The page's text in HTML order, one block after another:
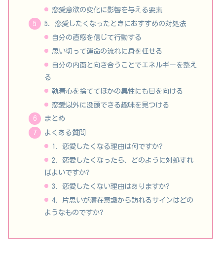
恋愛意欲の変化に影響を与える要素
5. 恋愛したくなったときにおすすめの対処法
自分の直感を信じて行動する
思い切って運命の流れに身を任せる
自分の内面と向き合うことでエネルギーを整え
る
執着心を捨ててほかの異性にも目を向ける
恋愛以外に没頭できる趣味を見つける
まとめ
よくある質問
1. 恋愛したくなる理由は何ですか?
2. 恋愛したくなったら、どのように対処すれ
ばよいですか?
3. 恋愛したくない理由はありますか?
4. 片思いが潜在意識から訪れるサインはどの
ようなものですか?